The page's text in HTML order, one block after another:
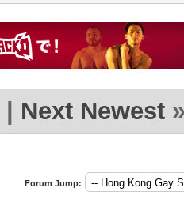
| Next Newest
Forum Jump: